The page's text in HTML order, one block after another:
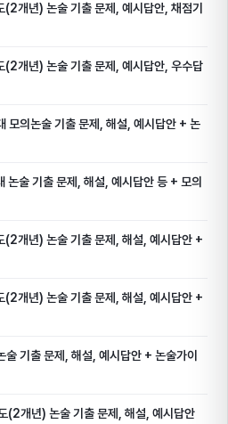
년) 논술 기출 문제, 예시답안, 채점기
년) 논술 기출 문제, 예시답안, 우수답
의논술 기출 문제, 해설, 예시답안 + 논
술 기출 문제, 해설, 예시답안 등 + 모의
년) 논술 기출 문제, 해설, 예시답안 +
년) 논술 기출 문제, 해설, 예시답안 +
기출 문제, 해설, 예시답안 + 논술가이
개년) 논술 기출 문제, 해설, 예시답안